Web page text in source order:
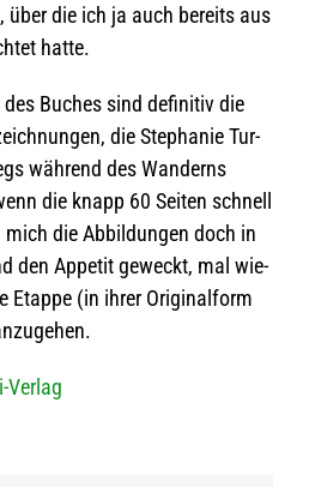
über die ich ja auch bereits aus
hatte.
Buches sind defi­ni­tiv die
die Ste­pha­nie Tur­
wäh­rend des Wan­derns
die knapp 60 Sei­ten schnell
die Abbil­dun­gen doch in
den Appe­tit geweckt, mal wie­
Etappe (in ihrer Ori­gi­nal­form
Verlag